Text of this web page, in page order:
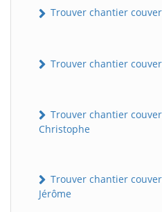
Trouver chantier
Trouver chantier
Trouver chantier
Christophe
Trouver chantier
Jérôme